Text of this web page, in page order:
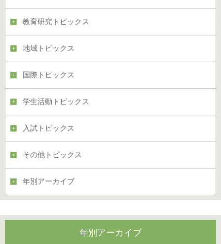
教育研究トピックス
地域トピックス
国際トピックス
学生活動トピックス
入試トピックス
その他トピックス
年別アーカイブ
年別アーカイブ